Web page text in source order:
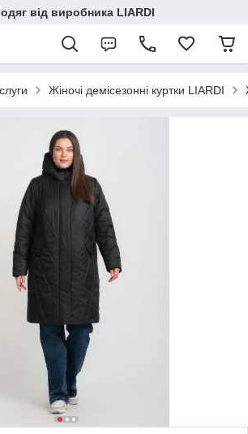
від виробника LIARDI
Жіночі демісезонні куртки LIARDI